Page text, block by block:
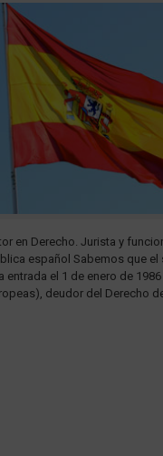
en Derecho. Jurista y
español Sabemos que
el 1 de enero de
deudor del Derecho